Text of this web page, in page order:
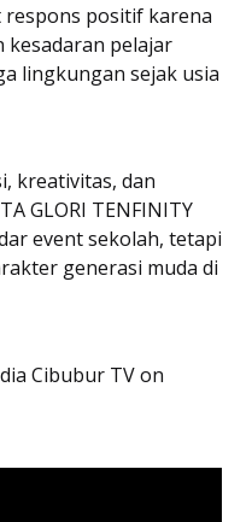
positif karena
kesadaran pelajar
lingkungan sejak usia
kreativitas, dan
GLORI TENFINITY
event sekolah, tetapi
generasi muda di
Cibubur TV on